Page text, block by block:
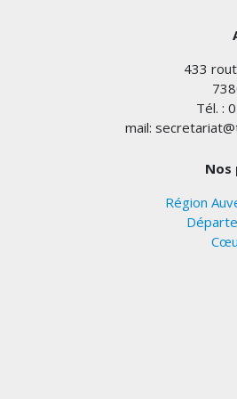
433
Tél. :
mail:
Nos
Région